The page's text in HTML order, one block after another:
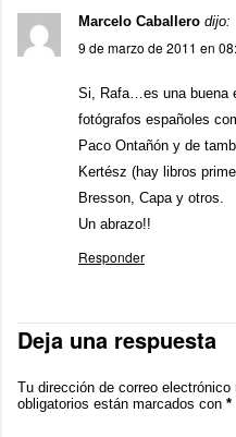
Marcelo Caballero dijo:
9 de marzo de 2011 en
Si, Rafa…es una buena
fotógrafos españoles
Paco Ontañón y de
Kertész (hay libros
Bresson, Capa y otros.
Un abrazo!!
Responder
Deja una respuesta
Tu dirección de correo electrónico
obligatorios están marcados con *